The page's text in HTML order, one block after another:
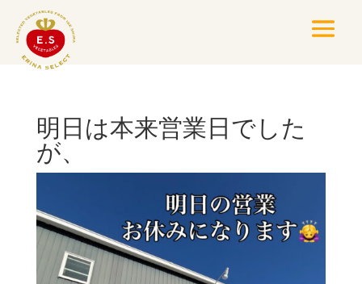
明日は本来営業日でした
が、